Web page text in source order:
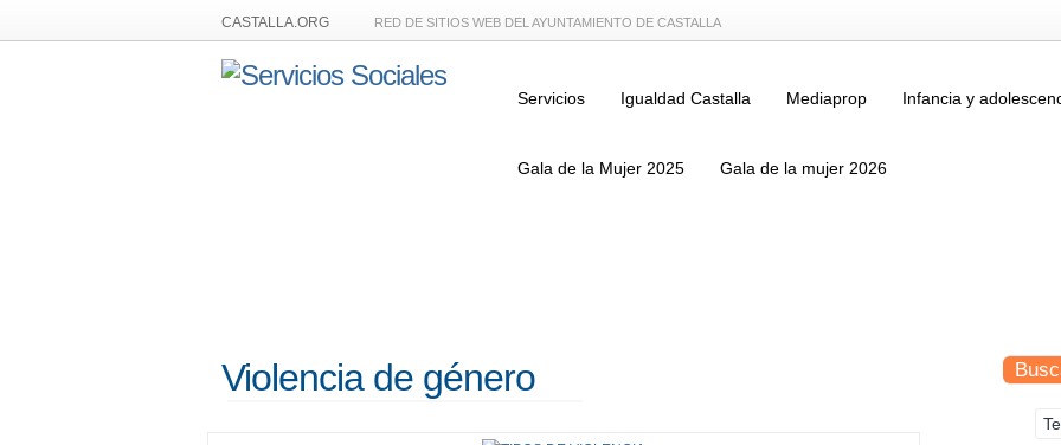
CASTALLA.ORG RED DE SITIOS WEB DEL AYUNTAMIENTO DE CASTALLA
Servicios Igualdad Castalla Mediaprop Infancia y
Gala de la Mujer 2025 Gala de la mujer 2026
Violencia de género